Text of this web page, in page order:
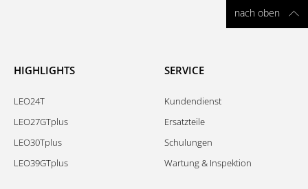
nach oben
HIGHLIGHTS
LEO24T
LEO27GTplus
LEO30Tplus
LEO39GTplus
SERVICE
Kundendienst
Ersatzteile
Schulungen
Wartung & Inspektion